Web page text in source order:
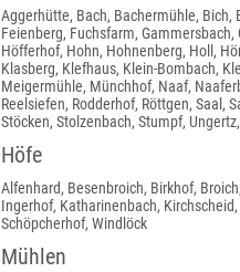
Aggerhütte, Bach, Bachermühle, Bich,
Feienberg, Fuchsfarm,
Höfferhof, Hohn, Hohnenberg, Holl,
Klasberg, Klefhaus, Klein-Bombach,
Meigermühle, Münchhof, Naaf,
Reelsiefen, Rodderhof, Röttgen, Saal,
Stöcken, Stolzenbach, Stumpf,
Höfe
Alfenhard, Besenbroich, Birkhof,
Ingerhof, Katharinenbach,
Schöpcherhof, Windlöck
Mühlen